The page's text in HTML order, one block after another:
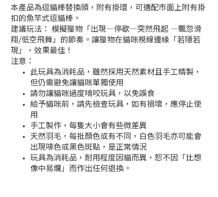
本產品為逗貓棒替換頭，附有掛環，可適配市面上附有掛
扣的魚竿式逗貓棒。
建議玩法： 模擬獵物「出現—停歇—突然飛起 —飄忽滑
翔/低空飛舞」的節奏。讓獵物在貓咪視線邊緣「若隱若
現」，效果最佳！
注意：
此玩具為消耗品，雖然採用天然素材且手工精製，
但仍需避免讓貓咪單獨使用
請勿讓貓咪過度啃咬玩具，以免誤食
給予貓咪前，請先檢查玩具，如有損壞，應停止使
用
手工製作，每隻大小會有些微差異
天然羽毛，每批顏色或有不同，白色羽毛亦可能會
出現啡色或黑色斑點，是正常情況
玩具為消耗品，耐用程度因貓而異，恕不因「比想
像中易爛」而作出任何退換。